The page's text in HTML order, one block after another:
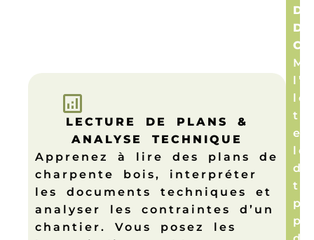
LECTURE DE PLANS &
ANALYSE TECHNIQUE
Apprenez à lire des plans de
charpente bois, interpréter
les documents techniques et
analyser les contraintes d’un
chantier. Vous posez les
DE
le
et
le